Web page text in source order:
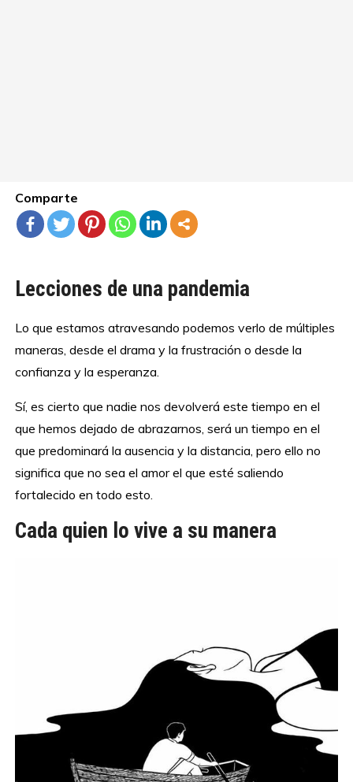
Comparte
Lecciones de una pandemia
Lo que estamos atravesando podemos verlo de múltiples
maneras, desde el drama y la frustración o desde la
confianza y la esperanza.
Sí, es cierto que nadie nos devolverá este tiempo en el
que hemos dejado de abrazarnos, será un tiempo en el
que predominará la ausencia y la distancia, pero ello no
significa que no sea el amor el que esté saliendo
fortalecido en todo esto.
Cada quien lo vive a su manera